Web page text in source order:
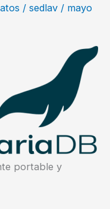
/ sedlav / mayo
portable y